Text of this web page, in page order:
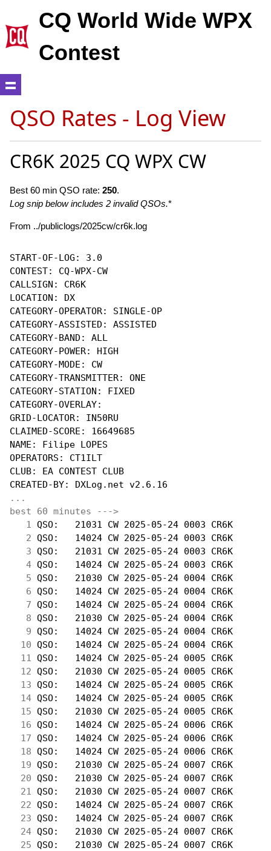
CQ World Wide WPX
Contest
QSO Rates - Log View
CR6K 2025 CQ WPX CW
Best 60 min QSO rate: 250.
Log snip below includes 2 invalid QSOs.*
From ../publiclogs/2025cw/cr6k.log
START-OF-LOG: 3.0
CONTEST: CQ-WPX-CW
CALLSIGN: CR6K
LOCATION: DX
CATEGORY-OPERATOR: SINGLE-OP
CATEGORY-ASSISTED: ASSISTED
CATEGORY-BAND: ALL
CATEGORY-POWER: HIGH
CATEGORY-MODE: CW
CATEGORY-TRANSMITTER: ONE
CATEGORY-STATION: FIXED
CATEGORY-OVERLAY:
GRID-LOCATOR: IN50RU
CLAIMED-SCORE: 16649685
NAME: Filipe LOPES
OPERATORS: CT1ILT
CLUB: EA CONTEST CLUB
...
best 60 minutes --->
  1
QSO:   21031 CW 2025-05-24 0003
  2
QSO:   14024 CW 2025-05-24 0003
  3
QSO:   21031 CW 2025-05-24 0003
  4
QSO:   14024 CW 2025-05-24 0003
  5
QSO:   21030 CW 2025-05-24 0004
  6
QSO:   14024 CW 2025-05-24 0004
  7
QSO:   14024 CW 2025-05-24 0004
  8
QSO:   21030 CW 2025-05-24 0004
  9
QSO:   14024 CW 2025-05-24 0004
10 QSO:   14024 CW 2025-05-24 0004
11
QSO:   14024 CW 2025-05-24 0005
12 QSO:   21030 CW 2025-05-24 0005
13 QSO:   14024 CW 2025-05-24 0005
14 QSO:   14024 CW 2025-05-24 0005
15 QSO:   21030 CW 2025-05-24 0005
16 QSO:   14024 CW 2025-05-24 0006
17 QSO:   14024 CW 2025-05-24 0006
18 QSO:   14024 CW 2025-05-24 0006
19 QSO:   21030 CW 2025-05-24 0007
20 QSO:   21030 CW 2025-05-24 0007
21
QSO:   21030 CW 2025-05-24 0007
22 QSO:   14024 CW 2025-05-24 0007
23 QSO:   14024 CW 2025-05-24 0007
24 QSO:   21030 CW 2025-05-24 0007
25 QSO:   21030 CW 2025-05-24 0007